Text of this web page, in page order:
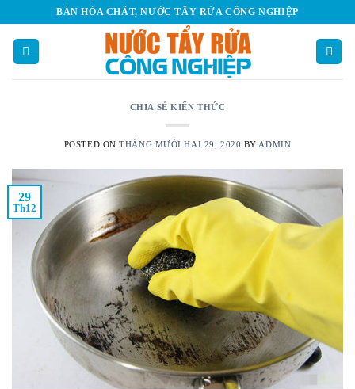
content
BÁN HÓA CHẤT, NƯỚC TẨY RỬA CÔNG NGHIỆP
CHIA SẺ KIẾN THỨC
POSTED ONTHÁNG MƯỜI HAI 29, 2020 BY ADMIN
29
Th12